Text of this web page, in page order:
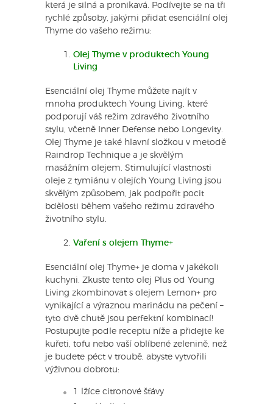
která je silná a pronikavá. Podívejte se na tři
rychlé způsoby, jakými přidat esenciální olej
Thyme do vašeho režimu:
Olej Thyme v produktech Young
Living
Esenciální olej Thyme můžete najít v
mnoha produktech Young Living, které
podporují váš režim zdravého životního
stylu, včetně Inner Defense nebo Longevity.
Olej Thyme je také hlavní složkou v metodě
Raindrop Technique a je skvělým
masážním olejem. Stimulující vlastnosti
oleje z tymiánu v olejích Young Living jsou
skvělým způsobem, jak podpořit pocit
bdělosti během vašeho režimu zdravého
životního stylu.
Vaření s olejem Thyme+
Esenciální olej Thyme+ je doma v jakékoli
kuchyni. Zkuste tento olej Plus od Young
Living zkombinovat s olejem Lemon+ pro
vynikající a výraznou marinádu na pečení –
tyto dvě chutě jsou perfektní kombinací!
Postupujte podle receptu níže a přidejte ke
kuřeti, tofu nebo vaší oblíbené zelenině, než
je budete péct v troubě, abyste vytvořili
výživnou dobrotu:
1 lžíce citronové šťávy